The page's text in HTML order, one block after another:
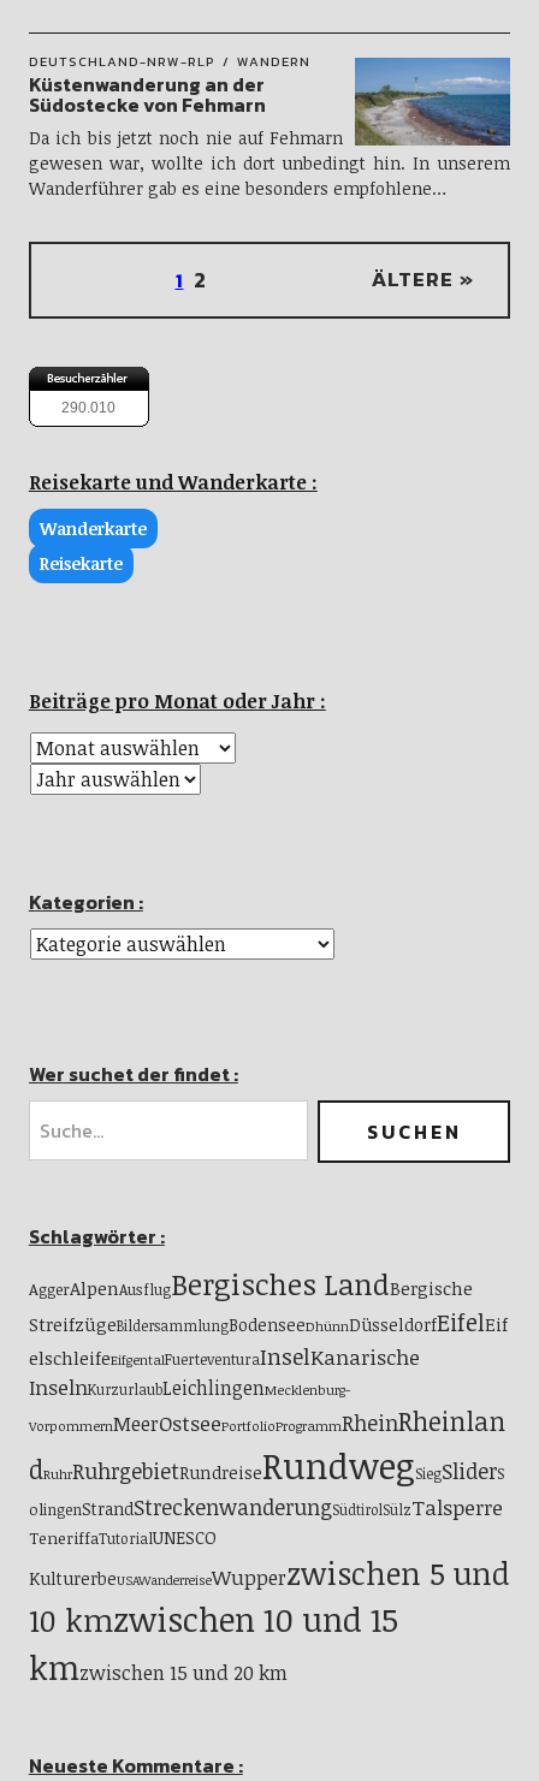
DEUTSCHLAND-NRW-RLP WANDERN
Küstenwanderung an der
Südostecke von Fehmarn
Da ich bis jetzt noch nie auf Fehmarn
gewesen war, wollte ich dort unbedingt hin. In unserem
Wanderführer gab es eine besonders empfohlene…
1 2 ÄLTERE »
290.010
Reisekarte und Wanderkarte :
Wanderkarte
Reisekarte
Beiträge pro Monat oder Jahr :
Kategorien :
Wer suchet der findet :
Schlagwörter :
AggerAlpenAusflugBergisches LandBergische
StreifzügeBildersammlungBodenseeDhünnDüsseldorfEifelEif
elschleifeEifgentalFuerteventuraInselKanarische
InselnKurzurlaubLeichlingenMecklenburg-
VorpommernMeerOstseePortfolioProgrammRheinRheinlan
dRuhrRuhrgebietRundreiseRundwegSiegSliderS
olingenStrandStreckenwanderungSüdtirolSülzTalsperre
TeneriffaTutorialUNESCO
KulturerbeUSAWanderreiseWupperzwischen 5 und
10 kmzwischen 10 und 15
kmzwischen 15 und 20 km
Neueste Kommentare :